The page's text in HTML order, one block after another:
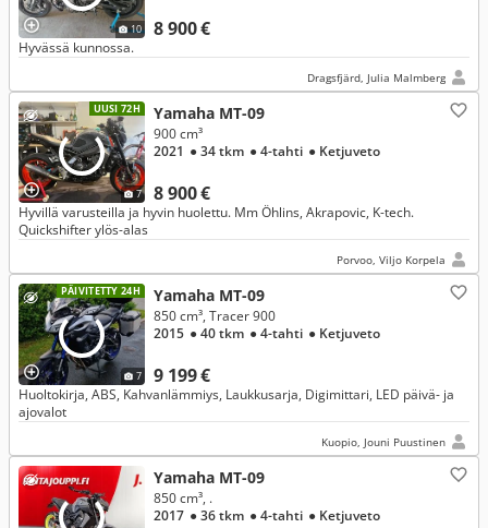
10 8 900 €
Hyvässä kunnossa.
Dragsfjärd, Julia Malmberg
UUSI 72H
7
Yamaha MT-09
8 900 €
900 cm³
2021 ● 34 tkm ● 4-tahti ● Ketjuveto
Hyvillä varusteilla ja hyvin huolettu. Mm Öhlins, Akrapovic, K-tech.
Quickshifter ylös-alas
Porvoo, Viljo Korpela
PÄIVITETTY 24H
7
Yamaha MT-09
9 199 €
850 cm³, Tracer 900
2015 ● 40 tkm ● 4-tahti ● Ketjuveto
Huoltokirja, ABS, Kahvanlämmiys, Laukkusarja, Digimittari, LED päivä- ja
ajovalot
Kuopio, Jouni Puustinen
Yamaha MT-09
850 cm³, .
2017 ● 36 tkm ● 4-tahti ● Ketjuveto